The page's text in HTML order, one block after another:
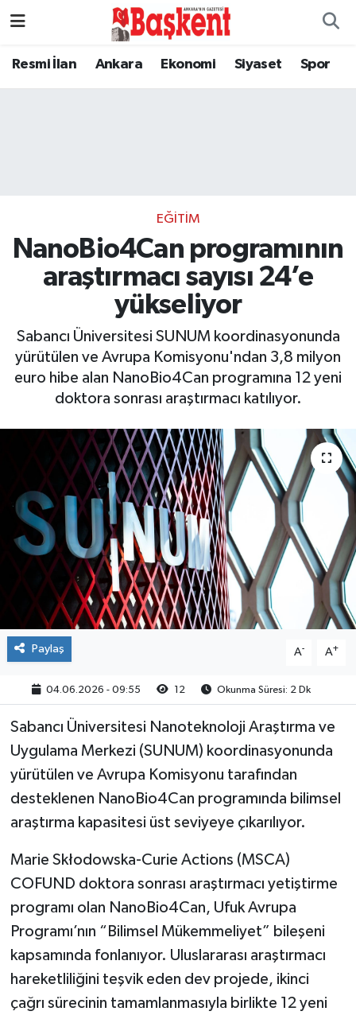
Resmi İlan Ankara Ekonomi Siyaset Spor
EĞITIM
NanoBio4Can programının
araştırmacı sayısı 24’e
yükseliyor
Sabancı Üniversitesi SUNUM koordinasyonunda
yürütülen ve Avrupa Komisyonu'ndan 3,8 milyon
euro hibe alan NanoBio4Can programına 12 yeni
doktora sonrası araştırmacı katılıyor.
Paylaş A- A+
04.06.2026 - 09:55 12 Okunma Süresi: 2 Dk
Sabancı Üniversitesi Nanoteknoloji Araştırma ve
Uygulama Merkezi (SUNUM) koordinasyonunda
yürütülen ve Avrupa Komisyonu tarafından
desteklenen NanoBio4Can programında bilimsel
araştırma kapasitesi üst seviyeye çıkarılıyor.
Marie Skłodowska-Curie Actions (MSCA)
COFUND doktora sonrası araştırmacı yetiştirme
programı olan NanoBio4Can, Ufuk Avrupa
Programı’nın “Bilimsel Mükemmeliyet” bileşeni
kapsamında fonlanıyor. Uluslararası araştırmacı
hareketliliğini teşvik eden dev projede, ikinci
çağrı sürecinin tamamlanmasıyla birlikte 12 yeni